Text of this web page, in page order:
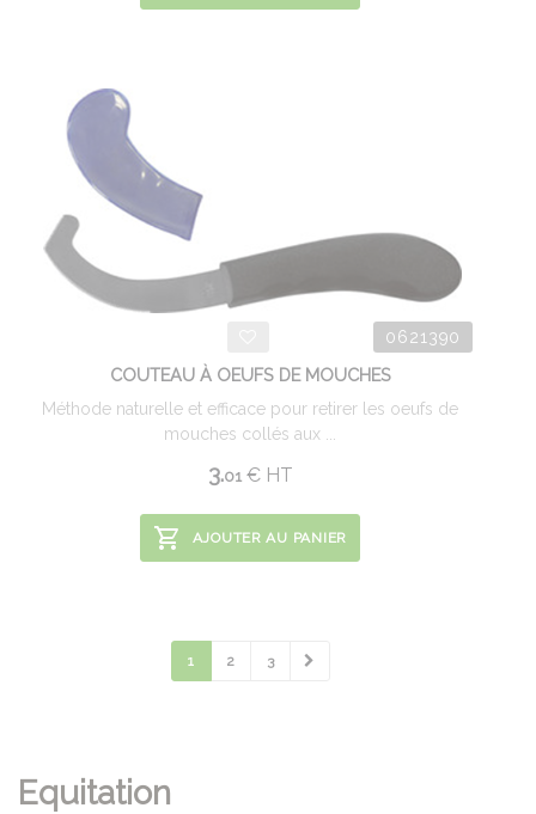
0621390
COUTEAU À OEUFS DE MOUCHES
Méthode naturelle et efficace pour retirer les oeufs de
mouches collés aux ...
3.01 €HT
AJOUTER AU PANIER
1 2 3
Equitation